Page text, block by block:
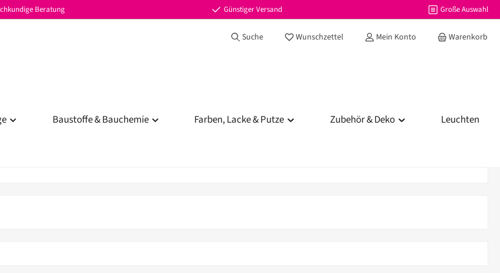
Beratung Günstiger Versand Große Auswahl
Suche Wunschzettel Du hast 0 Produkte auf dem Merkzettel
Mein Konto Warenkorb
Baustoffe & Bauchemie Farben, Lacke & Putze Zubehör & Deko Leuchten